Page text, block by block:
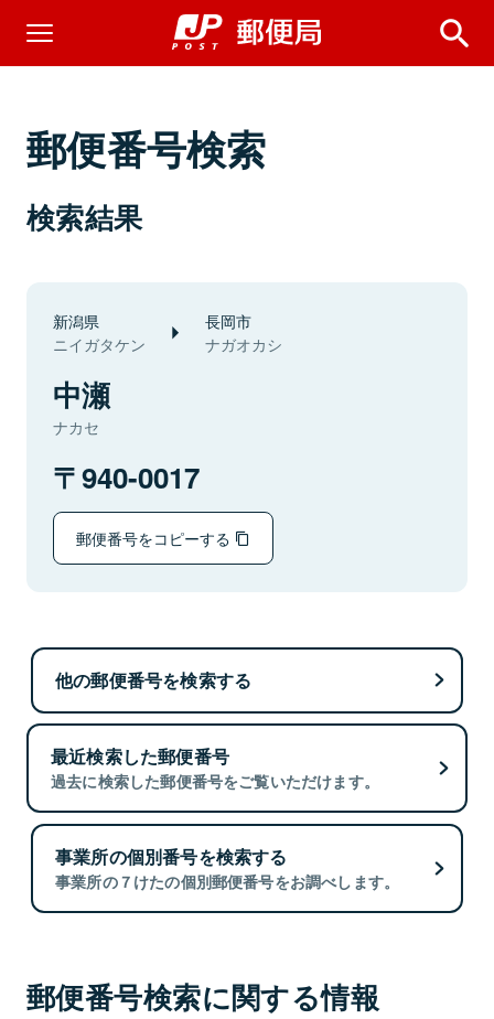
郵便番号検索
検索結果
新潟県
ニイガタケン
長岡市
ナガオカシ
中瀬
ナカセ
940-0017
郵便番号をコピーする
他の郵便番号を検索する
最近検索した郵便番号
過去に検索した郵便番号をご覧いただけます。
事業所の個別番号を検索する
事業所の７けたの個別郵便番号をお調べします。
郵便番号検索に関する情報